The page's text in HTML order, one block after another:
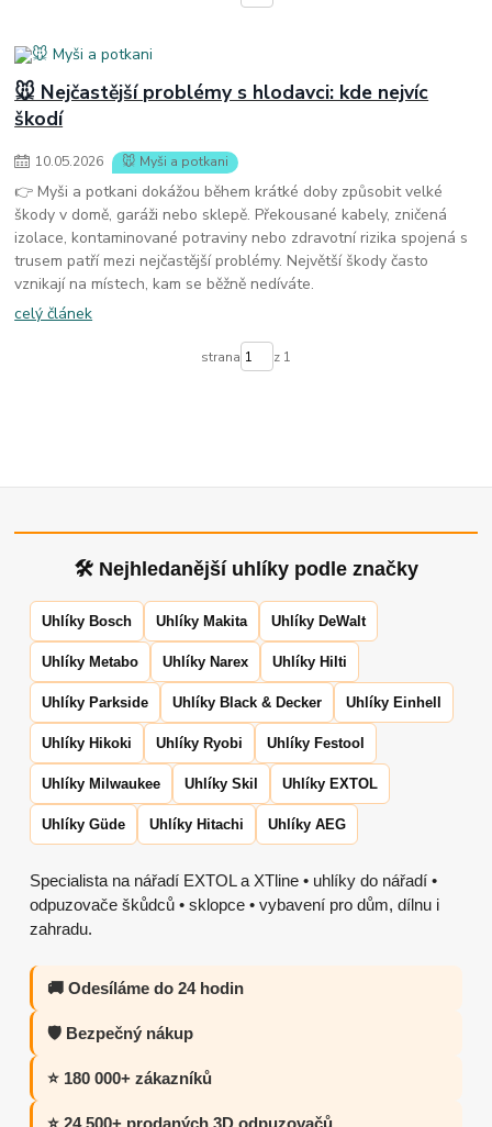
🐭 Nejčastější problémy s hlodavci: kde nejvíc
škodí
10.05.2026 🐭 Myši a potkani
👉 Myši a potkani dokážou během krátké doby způsobit velké
škody v domě, garáži nebo sklepě. Překousané kabely, zničená
izolace, kontaminované potraviny nebo zdravotní rizika spojená s
trusem patří mezi nejčastější problémy. Největší škody často
vznikají na místech, kam se běžně nedíváte.
celý článek
strana z 1
🛠 Nejhledanější uhlíky podle značky
Uhlíky Bosch Uhlíky Makita Uhlíky DeWalt
Uhlíky Metabo Uhlíky Narex Uhlíky Hilti
Uhlíky Parkside Uhlíky Black & Decker Uhlíky Einhell
Uhlíky Hikoki Uhlíky Ryobi Uhlíky Festool
Uhlíky Milwaukee Uhlíky Skil Uhlíky EXTOL
Uhlíky Güde Uhlíky Hitachi Uhlíky AEG
Specialista na nářadí EXTOL a XTline • uhlíky do nářadí •
odpuzovače škůdců • sklopce • vybavení pro dům, dílnu i
zahradu.
🚚 Odesíláme do 24 hodin
🛡️ Bezpečný nákup
⭐ 180 000+ zákazníků
⭐ 24 500+ prodaných 3D odpuzovačů